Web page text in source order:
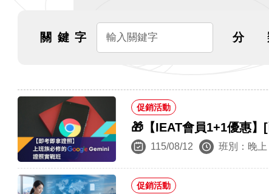
關 鍵 字 分
促銷活動
🎁【IEAT會員1+1優惠
115/08/12 班別：晚上
促銷活動